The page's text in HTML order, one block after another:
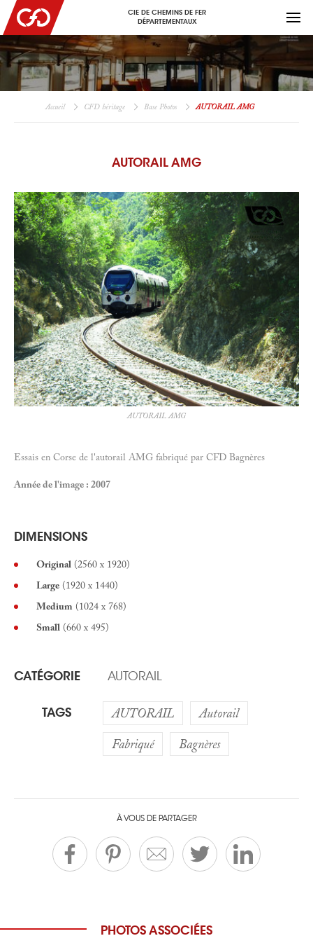
CIE DE CHEMINS DE FER
DÉPARTEMENTAUX
Accueil CFD héritage Base Photos AUTORAIL AMG
AUTORAIL AMG
Essais en Corse de l'autorail AMG fabriqué par CFD Bagnères
Année de l'image : 2007
DIMENSIONS
Original (2560 x 1920)
Large (1920 x 1440)
Medium (1024 x 768)
Small (660 x 495)
AUTORAIL AMG
CATÉGORIE AUTORAIL
TAGS AUTORAIL
Autorail
Fabriqué
Bagnères
À VOUS DE PARTAGER
PHOTOS ASSOCIÉES